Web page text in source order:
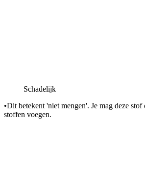
Schadelijk
•Dit betekent 'niet mengen'. Je mag deze stof
stoffen voegen.